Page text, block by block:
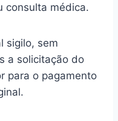
consulta médica.
sigilo, sem
a solicitação do
para o pagamento